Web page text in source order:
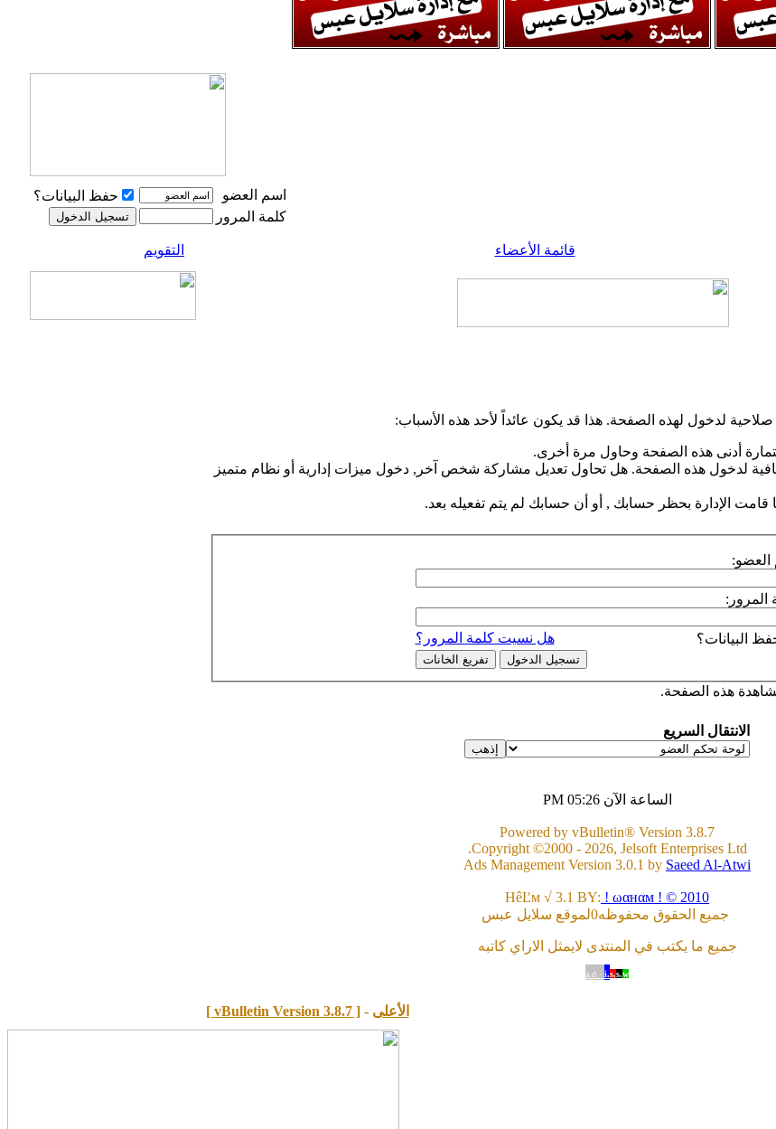
اسم العضو
حفظ البيانات؟
كلمة المرور
قائمة الأعضاء التقويم
لدخول لهذه الصفحة. هذا قد يكون عائداً لأحد هذه الأسباب:
أدنى هذه الصفحة وحاول مرة أخرى.
لدخول هذه الصفحة. هل تحاول تعديل مشاركة شخص آخر, دخول ميزات إدارية أو نظام متميز
قامت الإدارة بحظر حسابك , أو أن حسابك لم يتم تفعيله بعد.
العضو:
المرور:
هل نسيت كلمة المرور؟ البيانات؟
هذه الصفحة.
الانتقال السريع
الساعة الآن05:26 PM
Powered by vBulletin® Version 3.8.7
Copyright ©2000 - 2026, Jelsoft Enterprises Ltd.
Ads Management Version 3.0.1 by Saeed Al-Atwi
HêĽм √ 3.1 BY: ! ωαнαм ! © 2010
جميع الحقوق محفوظه0لموقع سلايل عبس
جميع ما يكتب في المنتدى لايمثل الاراي كاتبه
a.d - i.s.s.w
الأعلى -
[ vBulletin Version 3.8.7 ]